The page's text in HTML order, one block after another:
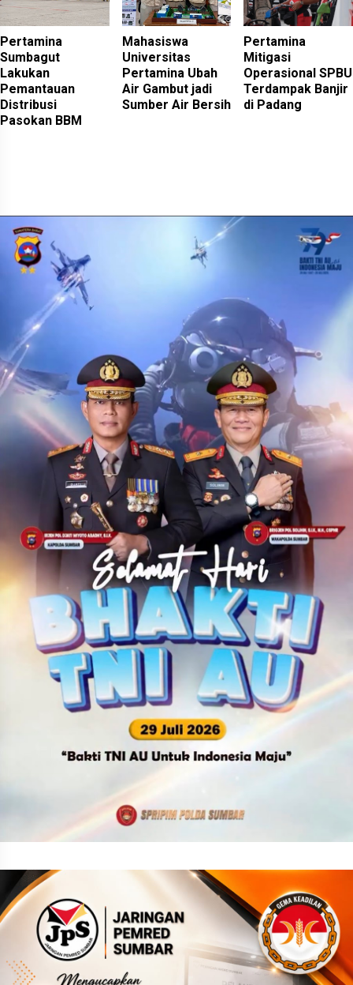
Pertamina
Sumbagut
Lakukan
Pemantauan
Distribusi
Pasokan BBM
Mahasiswa
Universitas
Pertamina Ubah
Air Gambut jadi
Sumber Air Bersih
Pertamina
Mitigasi
Operasional SPBU
Terdampak Banjir
di Padang